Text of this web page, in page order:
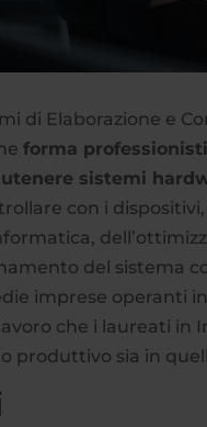
di Elaborazione e
forma
sistemi
con i
del sistema
imprese operanti
che i laureati in
produttivo sia in